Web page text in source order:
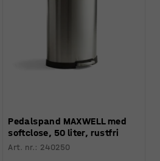
Pedalspand MAXWELL med
softclose, 50 liter, rustfri
Art. nr.: 240250